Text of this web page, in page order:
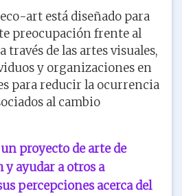
art está diseñado para
preocupación frente al
de las artes visuales,
y organizaciones en
para reducir la ocurrencia
al cambio
proyecto de arte de
ayudar a otros a
percepciones acerca del